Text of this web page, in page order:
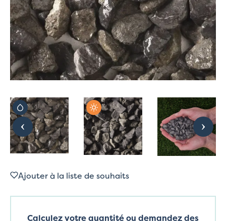
Ajouter à la liste de souhaits
Calculez votre quantité ou demandez des